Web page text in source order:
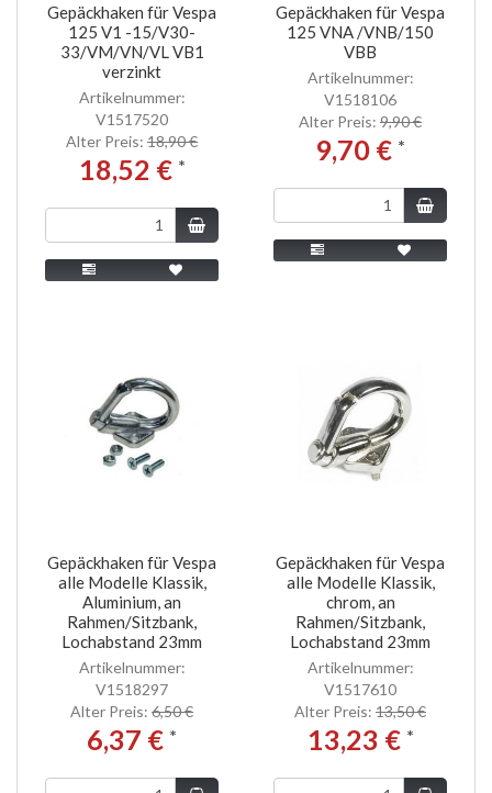
Gepäckhaken für Vespa
125 V1 -15/V30-
33/VM/VN/VL VB1
verzinkt
Artikelnummer:
V1517520
Alter Preis: 18,90 €
18,52 € *
Gepäckhaken für Vespa
125 VNA /VNB/150
VBB
Artikelnummer:
V1518106
Alter Preis: 9,90 €
9,70 € *
Gepäckhaken für Vespa
alle Modelle Klassik,
Aluminium, an
Rahmen/Sitzbank,
Lochabstand 23mm
Artikelnummer:
V1518297
Alter Preis: 6,50 €
6,37 € *
Gepäckhaken für Vespa
alle Modelle Klassik,
chrom, an
Rahmen/Sitzbank,
Lochabstand 23mm
Artikelnummer:
V1517610
Alter Preis: 13,50 €
13,23 € *